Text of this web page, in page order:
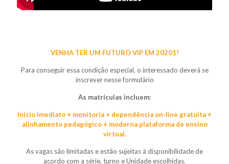
VENHA TER UM FUTURO VIP EM 20201!
Para conseguir essa condição especial, o interessado deverá se
inscrever nesse formulário
As matrículas incluem:
Início imediato + monitoria + dependência on-line gratuita +
alinhamento pedagógico + moderna plataforma de ensino
virtual.
As vagas são limitadas e estão sujeitas à disponibilidade de
acordo com a série, turno e Unidade escolhidas.